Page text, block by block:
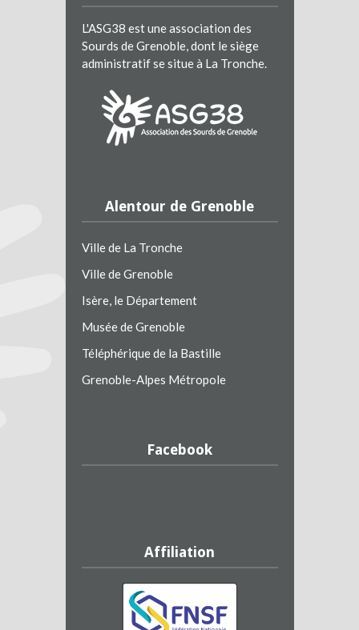
L'ASG38 est une association des
Sourds de Grenoble, dont le siège
administratif se situe à La Tronche.
Alentour de Grenoble
Ville de La Tronche
Ville de Grenoble
Isère, le Département
Musée de Grenoble
Téléphérique de la Bastille
Grenoble-Alpes Métropole
Facebook
Affiliation